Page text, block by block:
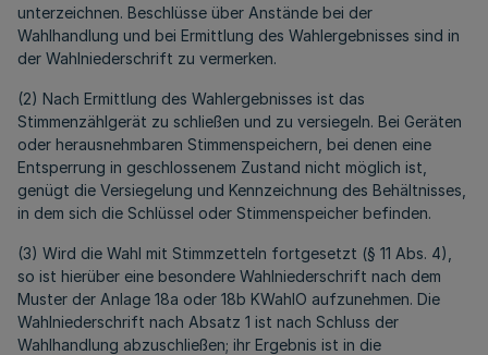
unterzeichnen. Beschlüsse über Anstände bei der
Wahlhandlung und bei Ermittlung des Wahlergebnisses sind in
der Wahlniederschrift zu vermerken.
(2) Nach Ermittlung des Wahlergebnisses ist das
Stimmenzählgerät zu schließen und zu versiegeln. Bei Geräten
oder herausnehmbaren Stimmenspeichern, bei denen eine
Entsperrung in geschlossenem Zustand nicht möglich ist,
genügt die Versiegelung und Kennzeichnung des Behältnisses,
in dem sich die Schlüssel oder Stimmenspeicher befinden.
(3) Wird die Wahl mit Stimmzetteln fortgesetzt (§ 11 Abs. 4),
so ist hierüber eine besondere Wahlniederschrift nach dem
Muster der Anlage 18a oder 18b KWahlO aufzunehmen. Die
Wahlniederschrift nach Absatz 1 ist nach Schluss der
Wahlhandlung abzuschließen; ihr Ergebnis ist in die